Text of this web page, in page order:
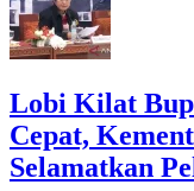
Lobi Kilat
Cepat,
Selamatkan